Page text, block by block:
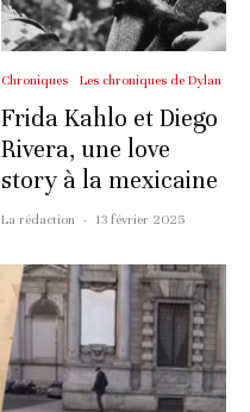
Chroniques Les chroniques de Dylan
Frida Kahlo et Diego
Rivera, une love
story à la mexicaine
La rédaction · 13 février 2025